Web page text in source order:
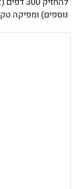
נוספים) ומפיקה